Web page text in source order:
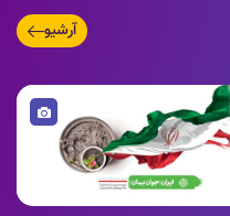
شهرستان خرم‌آباد با حضور
را برگزار می‌نماید
شهدای بزرگ وجاویدالاثر
آرشیو